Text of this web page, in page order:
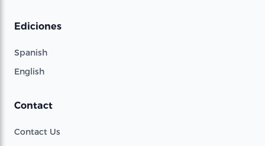
Ediciones
Spanish
English
Contact
Contact Us